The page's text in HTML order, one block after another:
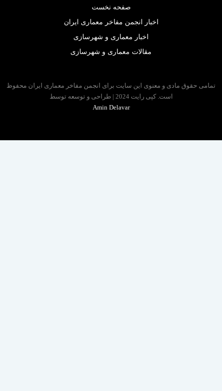
صفحه نخست
اخبار انجمن مفاخر معماری ایران
اخبار معماری و شهرسازی
مقالات معماری و شهرسازی
حقوق مادی و معنوی این سایت برای انجمن مفاخر معماری ایران محفوظ
است. کپی رایت 2024 | طراحی و توسعه توسط
Amin Delavar